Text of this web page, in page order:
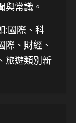
與常識。
:國際、科
際、財經、
旅遊類別新